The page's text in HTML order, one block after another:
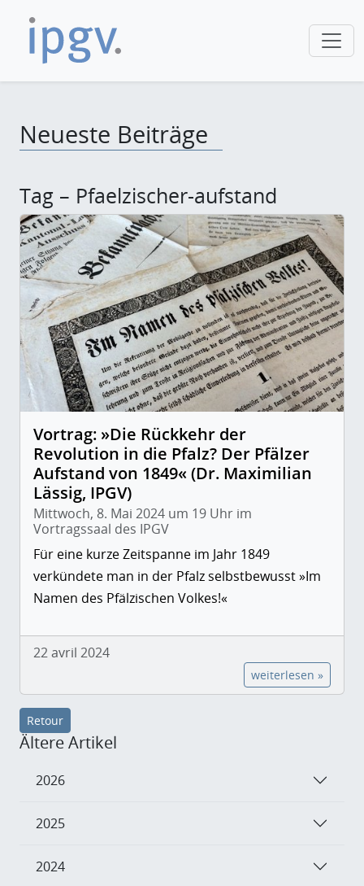
Neueste Beiträge
Tag – Pfaelzischer-aufstand
Vortrag: »Die Rückkehr der
Revolution in die Pfalz? Der Pfälzer
Aufstand von 1849« (Dr. Maximilian
Lässig, IPGV)
Mittwoch, 8. Mai 2024 um 19 Uhr im
Vortragssaal des IPGV
Für eine kurze Zeitspanne im Jahr 1849
verkündete man in der Pfalz selbstbewusst »Im
Namen des Pfälzischen Volkes!«
22 avril 2024
weiterlesen »
Retour
Ältere Artikel
2026
2025
2024